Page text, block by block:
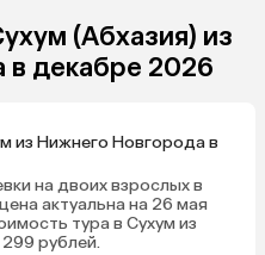
(Абхазия) из
декабре 2026
из Нижнего Новгорода в
на двоих взрослых в
актуальна на 26 мая
тура в Сухум из
рублей.